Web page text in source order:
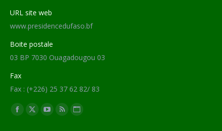
URL site web
www.presidencedufaso.bf
Boite postale
03 BP 7030 Ouagadougou 03
Fax
Fax : (+226) 25 37 62 82/ 83
Trouvez nous sur :
Facebook
X
YouTube
RSS Site